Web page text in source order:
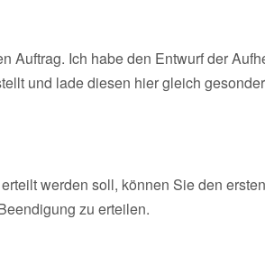
Auftrag. Ich habe den Entwurf der
und lade diesen hier gleich
werden soll, können Sie den
zu erteilen.